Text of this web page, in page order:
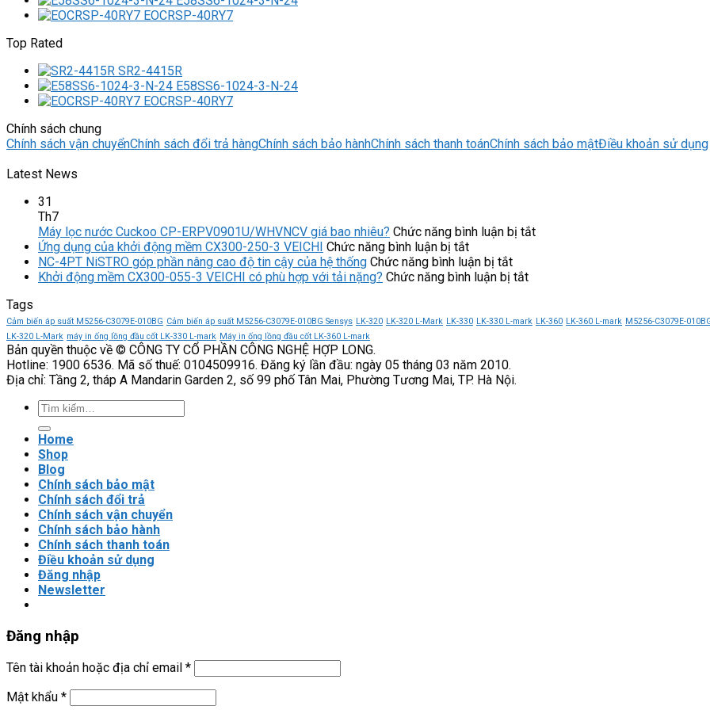
EOCRSP-40RY7
Top Rated
SR2-4415R
E58SS6-1024-3-N-24
EOCRSP-40RY7
Chính sách chung
Chính sách vận chuyểnChính sách đổi trả hàngChính sách bảo hànhChính sách thanh toánChính sách bảo mậtĐiều khoản sử dụng
Latest News
31
Th7
Máy lọc nước Cuckoo CP-ERPV0901U/WHVNCV giá bao nhiêu? Chức năng bình luận bị tắtở
ERPV0901U/WHVNCV
Ứng dụng của khởi động mềm CX300-250-3 VEICHI Chức năng bình luận bị tắtở
Ứng
dụng
động
250-
3
NC-4PT NiSTRO góp phần nâng cao độ tin cậy của hệ thống Chức năng bình luận bị tắtở
NC-
góp
độ
Khởi động mềm CX300-055-3 VEICHI có phù hợp với tải nặng? Chức năng bình luận bị tắtở
mềm
Tags
Cảm biến áp suất M5256-C3079E-010BG Cảm biến áp suất M5256-C3079E-010BG Sensys LK-320 LK-320 L-Mark LK-330 LK-330 L-mark LK-360 LK-360 L-mark M5256-C3079E-
LK-320 L-Mark máy in ống lồng đầu cốt LK-330 L-mark Máy in ống lồng đầu cốt LK-360 L-mark
Bản quyền thuộc về © CÔNG TY CỔ PHẦN CÔNG NGHỆ HỢP LONG.
Hotline: 1900 6536. Mã số thuế: 0104509916. Đăng ký lần đầu: ngày 05 tháng 03 năm 2010.
Địa chỉ: Tầng 2, tháp A Mandarin Garden 2, số 99 phố Tân Mai, Phường Tương Mai, TP. Hà Nội.
Tìm
Home
Shop
Blog
Chính sách bảo mật
Chính sách đổi trả
Chính sách vận chuyển
Chính sách bảo hành
Chính sách thanh toán
Điều khoản sử dụng
Đăng nhập
Newsletter
Đăng nhập
Tên tài khoản hoặc địa chỉ email *
Mật khẩu *